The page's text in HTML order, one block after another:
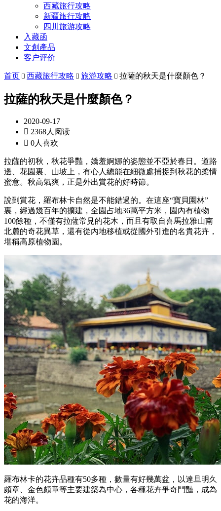
西藏旅行攻略
新疆旅行攻略
四川旅游攻略
入藏函
文創產品
客户评价
首页  西藏旅行攻略  旅游攻略  拉薩的秋天是什麼顏色？
拉薩的秋天是什麼顏色？
2020-09-17
 2368人阅读
 0人喜欢
拉薩的初秋，秋花爭豔，嬌羞婀娜的姿態並不亞於春日。道路
邊、花園裏、山坡上，有心人總能在細微處捕捉到秋花的柔情
蜜意。秋高氣爽，正是外出賞花的好時節。
說到賞花，羅布林卡自然是不能錯過的。在這座“寶貝園林”
裏，經過幾百年的擴建，全園占地36萬平方米，園內有植物
100餘種，不僅有拉薩常見的花木，而且有取自喜馬拉雅山南
北麓的奇花異草，還有從內地移植或從國外引進的名貴花卉，
堪稱高原植物園。
羅布林卡的花卉品種有50多種，數量有好幾萬盆，以達旦明久
頗章、金色頗章等主要建築為中心，各種花卉爭奇鬥豔，成為
花的海洋。